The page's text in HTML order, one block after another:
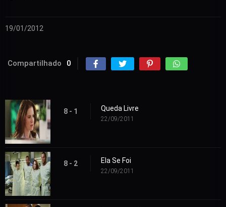
19/01/2012
Compartilhado 0
8 - 1 Queda Livre
22/09/2011
8 - 2 Ela Se Foi
22/09/2011